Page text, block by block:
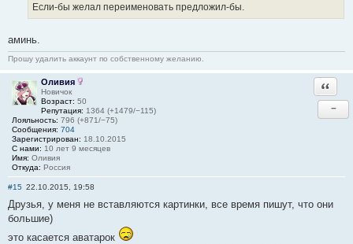
Если-бы желал переименовать предложил-бы.
аминь.
Прошу удалить аккаунт по собственному желанию.
Оливия
Новичок
Возраст: 50
Репутация: 1364 (+1479/−115)
Лояльность: 796 (+871/−75)
Сообщения: 704
Зарегистрирован: 18.10.2015
С нами: 10 лет 9 месяцев
Имя: Оливия
Откуда: Россия
−
#15 22.10.2015, 19:58
Друзья, у меня не вставляются картинки, все время пишут, что они
большие)
это касается аватарок